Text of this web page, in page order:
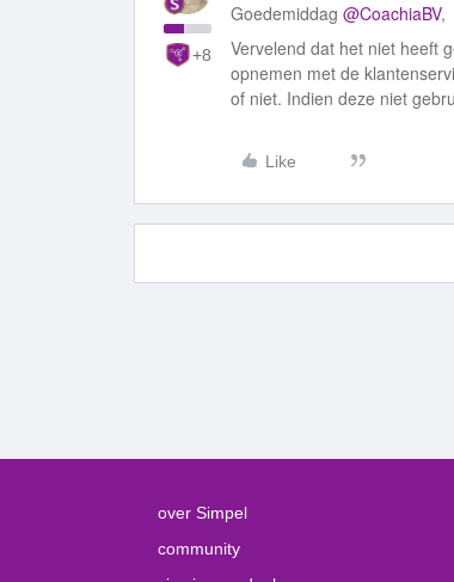
+8
Goedemiddag @CoachiaBV,
Vervelend dat het niet heeft
opnemen met de
of niet. Indien deze niet
Like
over Simpel
community